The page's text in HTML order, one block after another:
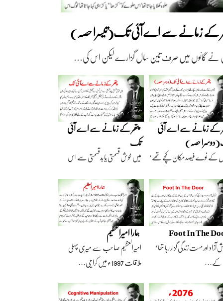
کے زمانے سے اے آئی تک(تیسرا حصہ)
نے گائوں میں صرف تین سال گزارے لیکن اس کی…
کے زمانے سے اے آئی
حصہ)
کے نوے فیصد مکان کچے تھے‘
پتھر کے زمانے سے اے آئی
تک
میں خوش قسمتی یا بدقسمتی سے اس
Foot In The
آزاد اور مست زندگی گزار رہا تھا‘
کے…
ہمارا امیرالعظیم
امیرالعظیم صاحب سے میری پہلی
ملاقات 1997ء میں کراچی…